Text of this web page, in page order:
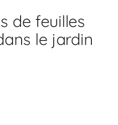
de feuilles
le jardin